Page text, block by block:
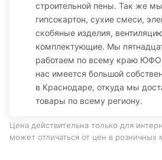
строительной пены. Так же
гипсокартон, сухие смеси,
скобяные изделия,
комплектующие. Мы
работаем по всему краю
нас имеется большой
в Краснодаре, откуда мы
товары по всему региону.
Цена действительна только для
может отличаться от цен в розничных